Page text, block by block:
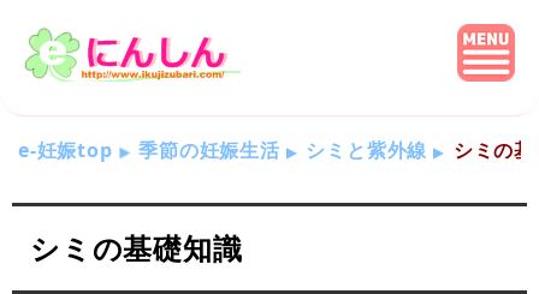
e-妊娠top 季節の妊娠生活 シミと紫外線 シミの
シミの基礎知識